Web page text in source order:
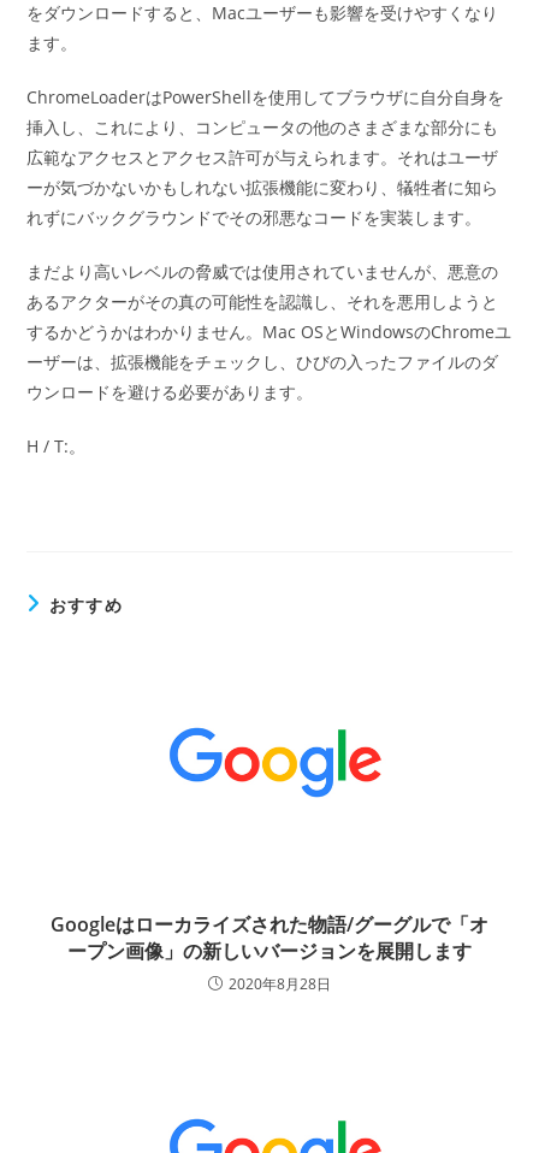
をダウンロードすると、Macユーザーも影響を受けやすくなり
ます。
ChromeLoaderはPowerShellを使用してブラウザに自分自身を
挿入し、これにより、コンピュータの他のさまざまな部分にも
広範なアクセスとアクセス許可が与えられます。それはユーザ
ーが気づかないかもしれない拡張機能に変わり、犠牲者に知ら
れずにバックグラウンドでその邪悪なコードを実装します。
まだより高いレベルの脅威では使用されていませんが、悪意の
あるアクターがその真の可能性を認識し、それを悪用しようと
するかどうかはわかりません。Mac OSとWindowsのChromeユ
ーザーは、拡張機能をチェックし、ひびの入ったファイルのダ
ウンロードを避ける必要があります。
H / T:。
おすすめ
Googleはローカライズされた物語/グーグルで「オ
ープン画像」の新しいバージョンを展開します
2020年8月28日